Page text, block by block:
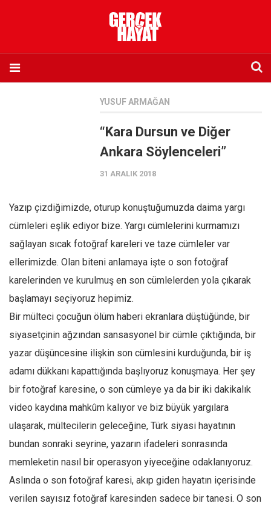
Abone olmak istiyorum
Sosyal Medya
Twitter
Facebook
Instagram
YouTube
Editörden
Yazarlar
Kemal Özer
Mahmut Toptaş
Yvonne Ridley
Barış Tarımcıoğlu
Ömer Kayani
Yusuf Armağan
Hasanali Yıldırım
YUSUF ARMAĞAN
“Kara Dursun ve Diğer
Ankara Söylenceleri”
31 ARALIK 2018
Yazıp çizdiğimizde, oturup konuştuğumuzda daima yargı
cümleleri eşlik ediyor bize. Yargı cümlelerini kurmamızı
sağlayan sıcak fotoğraf kareleri ve taze cümleler var
ellerimizde. Olan biteni anlamaya işte o son fotoğraf
karelerinden ve kurulmuş en son cümlelerden yola çıkarak
başlamayı seçiyoruz hepimiz.
Bir mülteci çocuğun ölüm haberi ekranlara düştüğünde, bir
siyasetçinin ağzından sansasyonel bir cümle çıktığında, bir
yazar düşüncesine ilişkin son cümlesini kurduğunda, bir iş
adamı dükkanı kapattığında başlıyoruz konuşmaya. Her şey
bir fotoğraf karesine, o son cümleye ya da bir iki dakikalık
video kaydına mahkûm kalıyor ve biz büyük yargılara
ulaşarak, mültecilerin geleceğine, Türk siyasi hayatının
bundan sonraki seyrine, yazarın ifadeleri sonrasında
memleketin nasıl bir operasyon yiyeceğine odaklanıyoruz.
Aslında o son fotoğraf karesi, akıp giden hayatın içerisinde
verilen sayısız fotoğraf karesinden sadece bir tanesi. O son